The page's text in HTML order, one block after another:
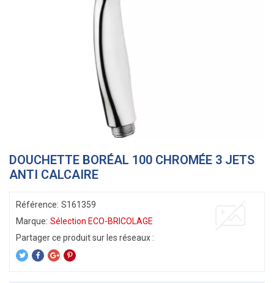
DOUCHETTE BORÉAL 100 CHROMÉE 3 JETS
ANTI CALCAIRE
Référence: S161359
Marque: Sélection ECO-BRICOLAGE